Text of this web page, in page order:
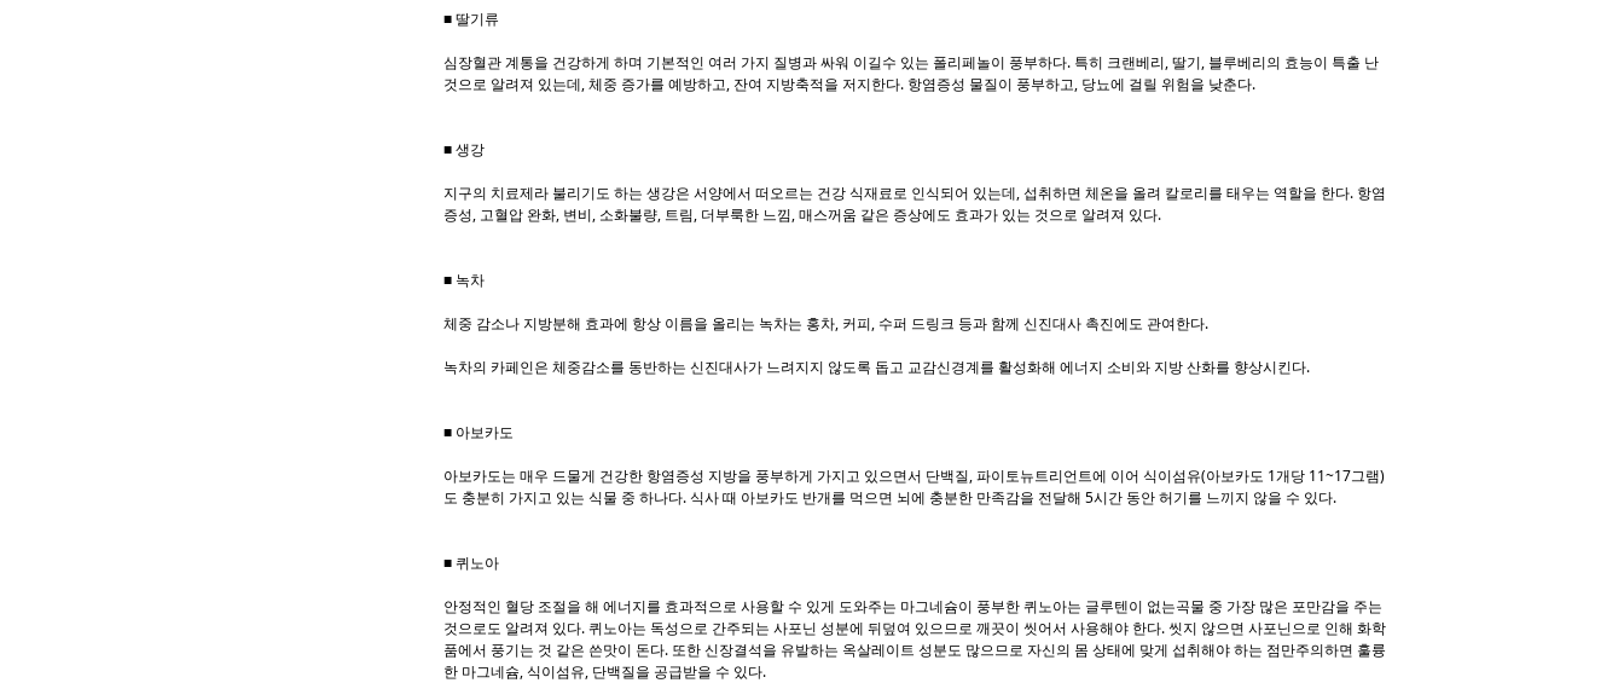
■ 딸기류
심장혈관 계통을 건강하게 하며 기본적인 여러 가지 질병과 싸워 이길수 있는 폴리페놀이 풍부하다. 특히 크랜베리, 딸기, 블루베리의 효능이 특출 난
것으로 알려져 있는데, 체중 증가를 예방하고, 잔여 지방축적을 저지한다. 항염증성 물질이 풍부하고, 당뇨에 걸릴 위험을 낮춘다.
■ 생강
지구의 치료제라 불리기도 하는 생강은 서양에서 떠오르는 건강 식재료로 인식되어 있는데, 섭취하면 체온을 올려 칼로리를 태우는 역할을 한다. 항염
증성, 고혈압 완화, 변비, 소화불량, 트림, 더부룩한 느낌, 매스꺼움 같은 증상에도 효과가 있는 것으로 알려져 있다.
■ 녹차
체중 감소나 지방분해 효과에 항상 이름을 올리는 녹차는 홍차, 커피, 수퍼 드링크 등과 함께 신진대사 촉진에도 관여한다.
녹차의 카페인은 체중감소를 동반하는 신진대사가 느려지지 않도록 돕고 교감신경계를 활성화해 에너지 소비와 지방 산화를 향상시킨다.
■ 아보카도
아보카도는 매우 드물게 건강한 항염증성 지방을 풍부하게 가지고 있으면서 단백질, 파이토뉴트리언트에 이어 식이섬유(아보카도 1개당 11~17그램)
도 충분히 가지고 있는 식물 중 하나다. 식사 때 아보카도 반개를 먹으면 뇌에 충분한 만족감을 전달해 5시간 동안 허기를 느끼지 않을 수 있다.
■ 퀴노아
안정적인 혈당 조절을 해 에너지를 효과적으로 사용할 수 있게 도와주는 마그네슘이 풍부한 퀴노아는 글루텐이 없는곡물 중 가장 많은 포만감을 주는
것으로도 알려져 있다. 퀴노아는 독성으로 간주되는 사포닌 성분에 뒤덮여 있으므로 깨끗이 씻어서 사용해야 한다. 씻지 않으면 사포닌으로 인해 화학
품에서 풍기는 것 같은 쓴맛이 돈다. 또한 신장결석을 유발하는 옥살레이트 성분도 많으므로 자신의 몸 상태에 맞게 섭취해야 하는 점만주의하면 훌륭
한 마그네슘, 식이섬유, 단백질을 공급받을 수 있다.